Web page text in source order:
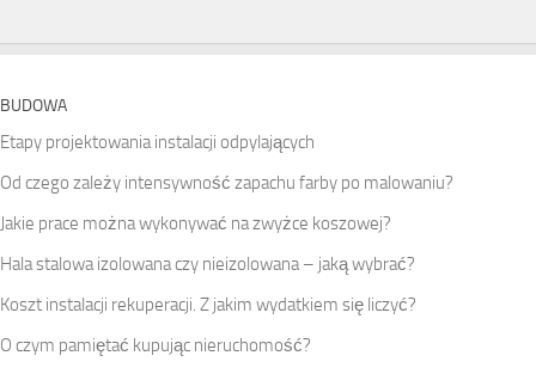
BUDOWA
Etapy projektowania instalacji odpylających
Od czego zależy intensywność zapachu farby po malowaniu?
Jakie prace można wykonywać na zwyżce koszowej?
Hala stalowa izolowana czy nieizolowana – jaką wybrać?
Koszt instalacji rekuperacji. Z jakim wydatkiem się liczyć?
O czym pamiętać kupując nieruchomość?